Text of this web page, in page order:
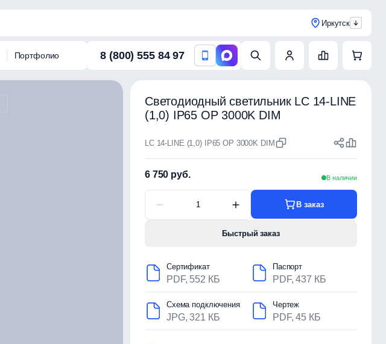
Иркутск
Портфолио 8 (800) 555 84 97
Светодиодный светильник LC 14-LINE
(1,0) IP65 OP 3000K DIM
LC 14-LINE (1,0) IP65 OP 3000K DIM
6 750 руб. В наличии
В заказ
Быстрый заказ
Сертификат
PDF, 552 КБ
Паспорт
PDF, 437 КБ
Схема подключения
JPG, 321 КБ
Чертеж
PDF, 45 КБ